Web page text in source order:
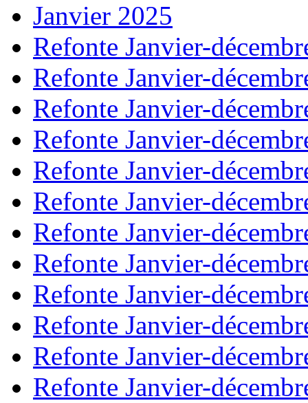
Janvier 2025
Refonte Janvier-
Refonte Janvier-
Refonte Janvier-
Refonte Janvier-
Refonte Janvier-
Refonte Janvier-
Refonte Janvier-
Refonte Janvier-
Refonte Janvier-
Refonte Janvier-
Refonte Janvier-
Refonte Janvier-